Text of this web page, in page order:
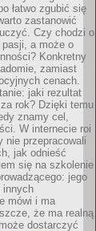
łatwo zgubić się
zastanowić
Czy chodzi o
a może o
Konkretny
zamiast
cenach.
jaki rezultat
rok? Dzięki temu
znamy cel,
W internecie roi
nie przepracowali
jak odnieść
się na szkolenie
jego
innych
mówi i ma
że ma realną
dostarczyć